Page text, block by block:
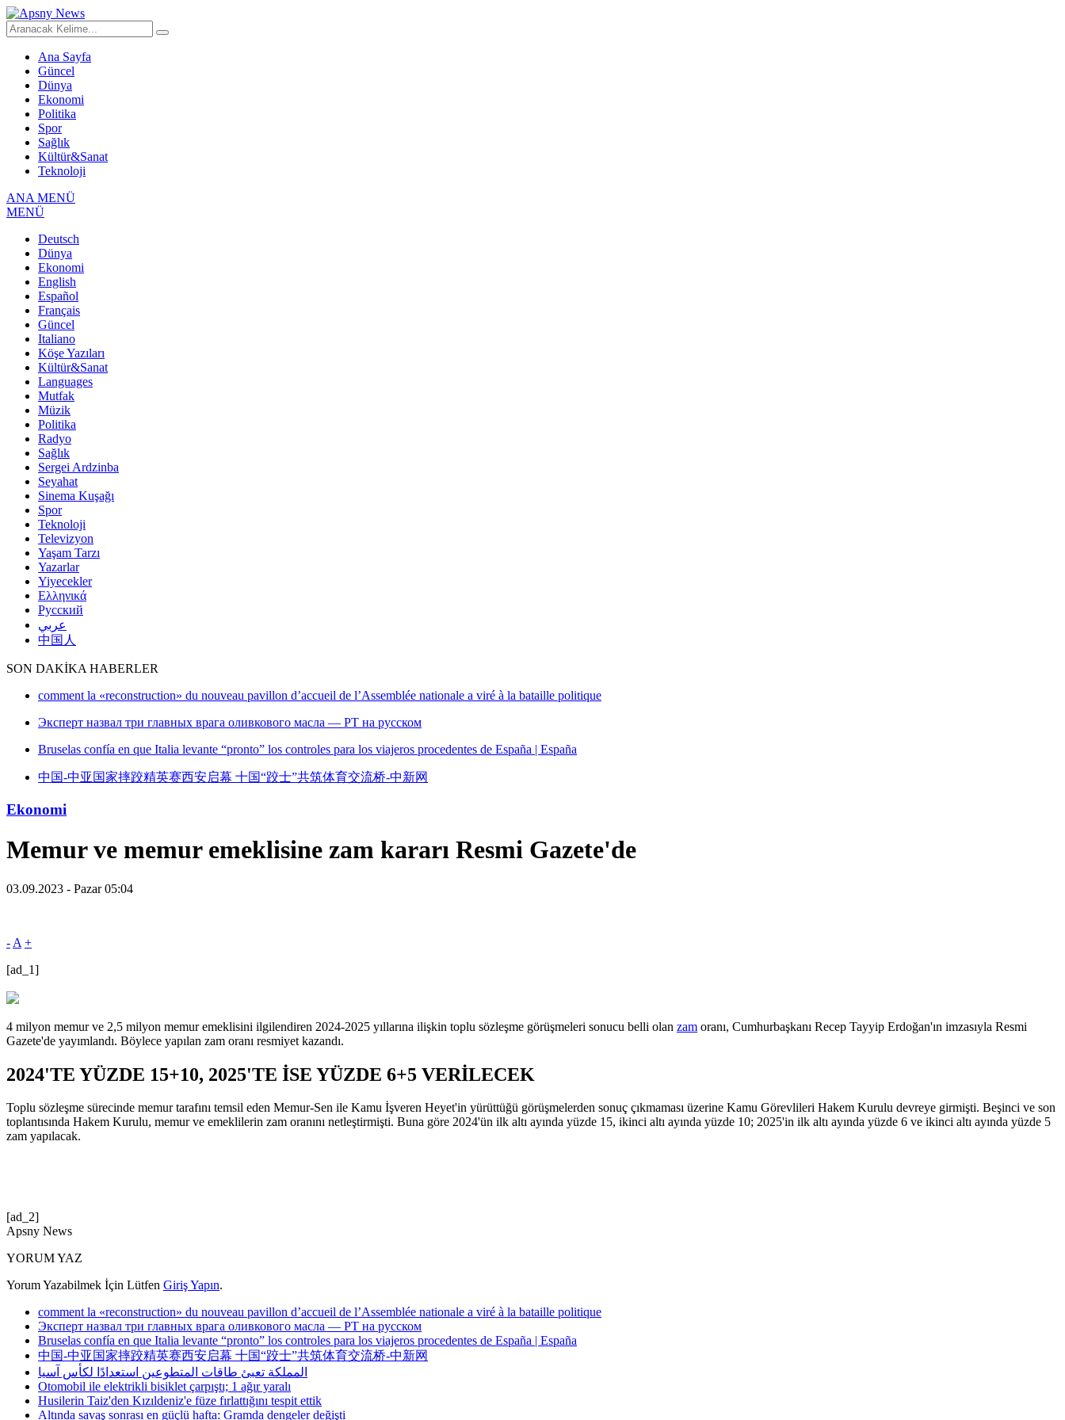
Ana Sayfa
Güncel
Dünya
Ekonomi
Politika
Spor
Sağlık
Kültür&Sanat
Teknoloji
ANA MENÜ
MENÜ
Deutsch
Dünya
Ekonomi
English
Español
Français
Güncel
Italiano
Köşe Yazıları
Kültür&Sanat
Languages
Mutfak
Müzik
Politika
Radyo
Sağlık
Sergei Ardzinba
Seyahat
Sinema Kuşağı
Spor
Teknoloji
Televizyon
Yaşam Tarzı
Yazarlar
Yiyecekler
Ελληνικά
Русский
عربي
中国人
SON DAKİKA HABERLER
comment la «reconstruction» du nouveau pavillon d’accueil de l’Assemblée nationale a viré à la bataille politique
Эксперт назвал три главных врага оливкового масла — РТ на русском
Bruselas confía en que Italia levante “pronto” los controles para los viajeros procedentes de España | España
中国-中亚国家摔跤精英赛西安启幕 十国“跤士”共筑体育交流桥-中新网
Ekonomi
Memur ve memur emeklisine zam kararı Resmi Gazete'de
03.09.2023 - Pazar 05:04
- A +
[ad_1]
4 milyon memur ve 2,5 milyon memur emeklisini ilgilendiren 2024-2025 yıllarına ilişkin toplu sözleşme görüşmeleri sonucu belli olan zam oranı, Cumhurbaşkanı Recep Tayyip Erdoğan'ın imzasıyla Resmi
Gazete'de yayımlandı. Böylece yapılan zam oranı resmiyet kazandı.
2024'TE YÜZDE 15+10, 2025'TE İSE YÜZDE 6+5 VERİLECEK
Toplu sözleşme sürecinde memur tarafını temsil eden Memur-Sen ile Kamu İşveren Heyet'in yürüttüğü görüşmelerden sonuç çıkmaması üzerine Kamu Görevlileri Hakem Kurulu devreye girmişti. Beşinci ve son
toplantısında Hakem Kurulu, memur ve emeklilerin zam oranını netleştirmişti. Buna göre 2024'ün ilk altı ayında yüzde 15, ikinci altı ayında yüzde 10; 2025'in ilk altı ayında yüzde 6 ve ikinci altı ayında yüzde 5
zam yapılacak.
[ad_2]
Apsny News
YORUM YAZ
Yorum Yazabilmek İçin Lütfen Giriş Yapın.
comment la «reconstruction» du nouveau pavillon d’accueil de l’Assemblée nationale a viré à la bataille politique
Эксперт назвал три главных врага оливкового масла — РТ на русском
Bruselas confía en que Italia levante “pronto” los controles para los viajeros procedentes de España | España
中国-中亚国家摔跤精英赛西安启幕 十国“跤士”共筑体育交流桥-中新网
المملكة تعبئ طاقات المتطوعين استعدادًا لكأس آسيا
Otomobil ile elektrikli bisiklet çarpıştı; 1 ağır yaralı
Husilerin Taiz'den Kızıldeniz'e füze fırlattığını tespit ettik
Altında savaş sonrası en güçlü hafta: Gramda dengeler değişti